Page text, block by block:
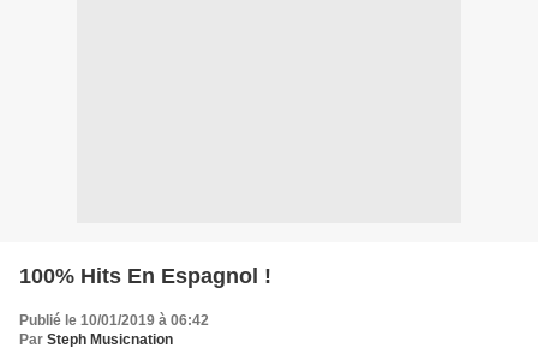
100% Hits En Espagnol !
Publié le 10/01/2019 à 06:42
Par Steph Musicnation